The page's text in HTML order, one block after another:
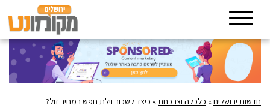
חדשות ירושלים» כלכלה וצרכנות» כיצד לשכור וילת נופש במחיר זול?